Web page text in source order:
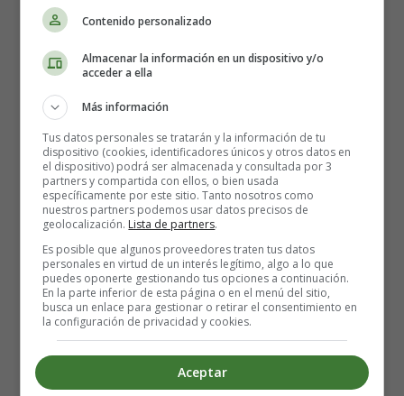
Pela y machaca
Luego, agrega el puré de plátano a la mezcla y remueve
con la mano hasta que se disperse uniformemente.
6. Rellenar los Moldes
Coloca la mezcla en los moldes de papel para cupcakes
hasta que estén dos tercios llenos. Esto permitirá que los
cupcakes crezcan sin desbordarse.
7. Hornear
Hornea en el horno precalentado durante
aproximadamente20 minutos, o hasta que los cupcakes
estén ligeramente dorados y esponjosos. Para verificar,
presiona ligeramente la parte superior de un cupcake; si
Contenido personalizado
Almacenar la información en un dispositivo y/o
acceder a ella
Más información
Tus datos personales se tratarán y la información de tu
dispositivo (cookies, identificadores únicos y otros datos en
el dispositivo) podrá ser almacenada y consultada por 3
partners y compartida con ellos, o bien usada
específicamente por este sitio. Tanto nosotros como
nuestros partners podemos usar datos precisos de
geolocalización. Lista de partners.
Es posible que algunos proveedores traten tus datos
personales en virtud de un interés legítimo, algo a lo que
puedes oponerte gestionando tus opciones a continuación.
En la parte inferior de esta página o en el menú del sitio,
busca un enlace para gestionar o retirar el consentimiento en
la configuración de privacidad y cookies.
Aceptar